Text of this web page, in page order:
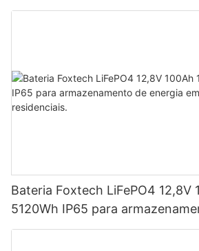
armazenamento de energia
Bateria Foxtech LiFePO4 12,8V
5120Wh IP65 para
em sistemas solares